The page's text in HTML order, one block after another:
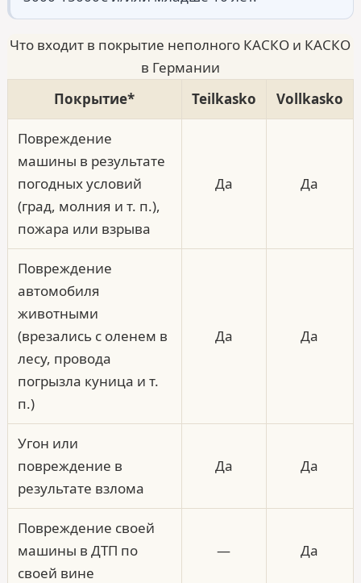
Что входит в покрытие неполного КАСКО и КАСКО
в Германии
Покрытие*
Teilkasko Vollkasko
Повреждение
машины в результате
погодных условий
(град, молния и т. п.),
пожара или взрыва
Да Да
Повреждение
автомобиля
животными
(врезались с оленем в
лесу, провода
погрызла куница и т.
п.)
Да Да
Угон или
повреждение в
результате взлома
Да Да
Повреждение своей
машины в ДТП по
своей вине
— Да